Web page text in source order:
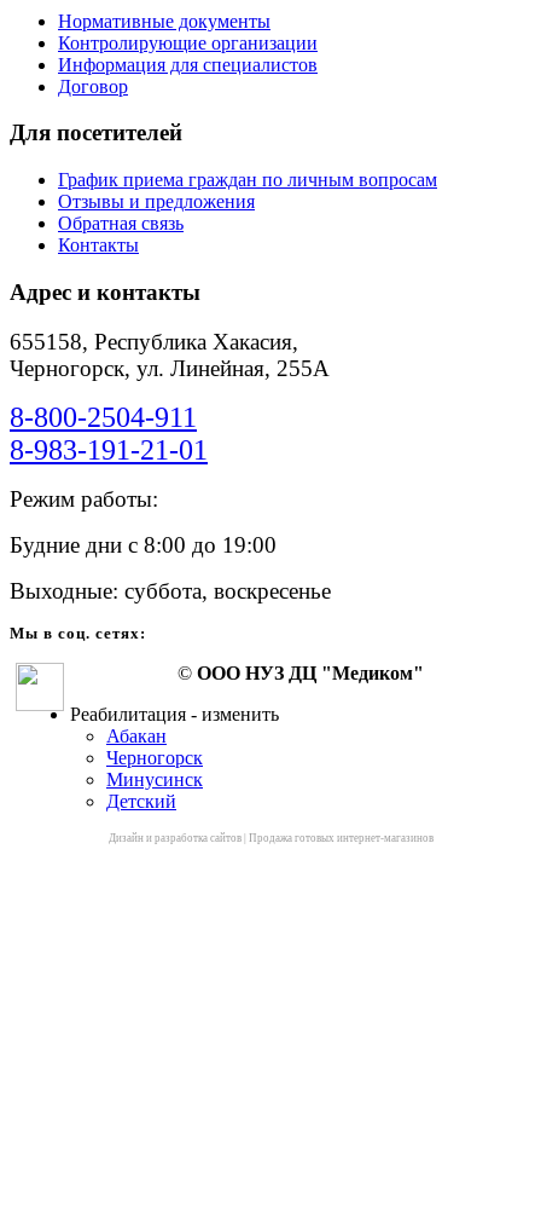
Нормативные документы
Контролирующие организации
Информация для специалистов
Договор
Для посетителей
График приема граждан по личным вопросам
Отзывы и предложения
Обратная связь
Контакты
Адрес и контакты
655158, Республика Хакасия,
Черногорск, ул. Линейная, 255А
8-800-2504-911
8-983-191-21-01
Режим работы:
Будние дни с 8:00 до 19:00
Выходные: суббота, воскресенье
Мы в соц. сетях:
© ООО НУЗ ДЦ "Медиком"
Реабилитация - изменить
Абакан
Черногорск
Минусинск
Детский
Дизайн и разработка сайтов| Продажа готовых интернет-магазинов